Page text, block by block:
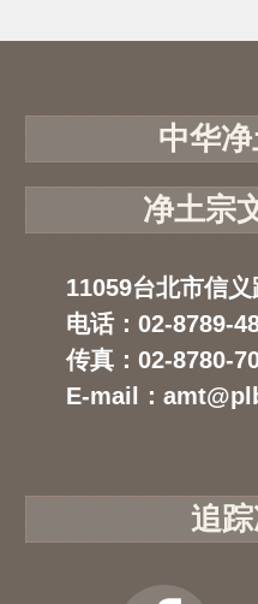
中华
净土宗
11059台北市信
电话：02-8789-
传真：02-8780-
E-mail：
追